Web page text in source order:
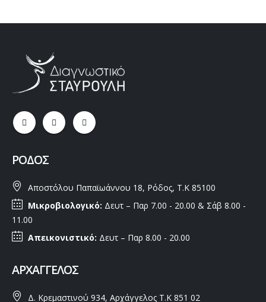
ΡΌΔΟΣ
Αποστόλου Παπαϊωάννου 18, Ρόδος, Τ.Κ 85100
Μικροβιολογικό: Δευτ – Παρ 7.00 - 20.00 & Σάβ 8.00 -
11.00
Απεικονιστικό: Δευτ – Παρ 8.00 - 20.00
ΑΡΧΆΓΓΕΛΟΣ
Δ. Κρεμαστινού 934, Αρχάγγελος Τ.Κ 851 02